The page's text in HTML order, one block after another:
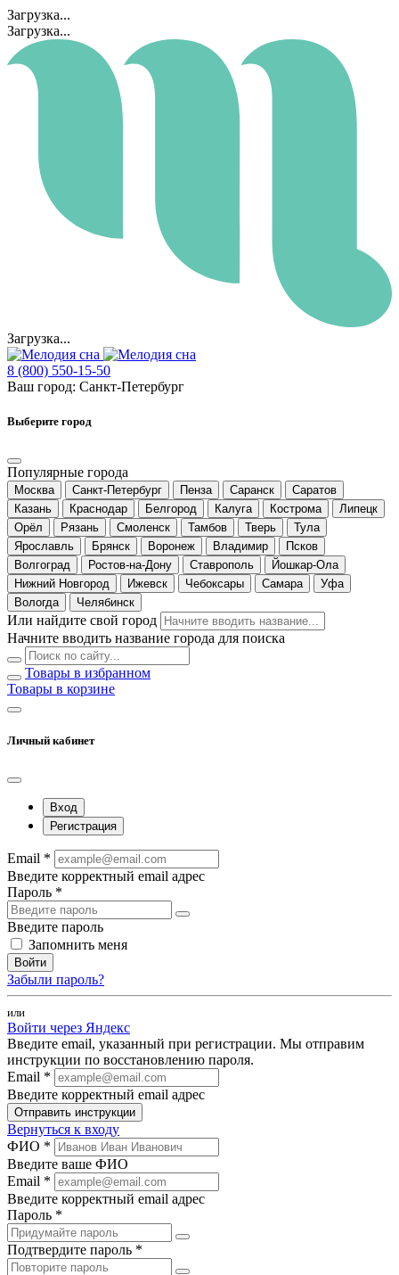
Загрузка...
Загрузка...
Загрузка...
8 (800) 550-15-50
Ваш город: Санкт-Петербург
Выберите город
Популярные города
Москва Санкт-Петербург Пенза Саранск
Саратов
Казань
Краснодар Белгород Калуга Кострома
Липецк
Орёл
Рязань Смоленск Тамбов Тверь
Тула
Ярославль
Брянск Воронеж Владимир
Псков
Волгоград
Ростов-на-Дону Ставрополь
Йошкар-Ола
Нижний Новгород
Ижевск Чебоксары Самара
Уфа
Вологда
Челябинск
Или найдите свой город
Начните вводить название города для поиска
Товары в избранном
Товары в корзине
Личный кабинет
Вход
Регистрация
Email *
Введите корректный email адрес
Пароль *
Введите пароль
Запомнить меня
Войти
Забыли пароль?
или
Войти через Яндекс
Введите email, указанный при регистрации. Мы отправим
инструкции по восстановлению пароля.
Email *
Введите корректный email адрес
Отправить инструкции
Вернуться к входу
ФИО *
Введите ваше ФИО
Email *
Введите корректный email адрес
Пароль *
Подтвердите пароль *